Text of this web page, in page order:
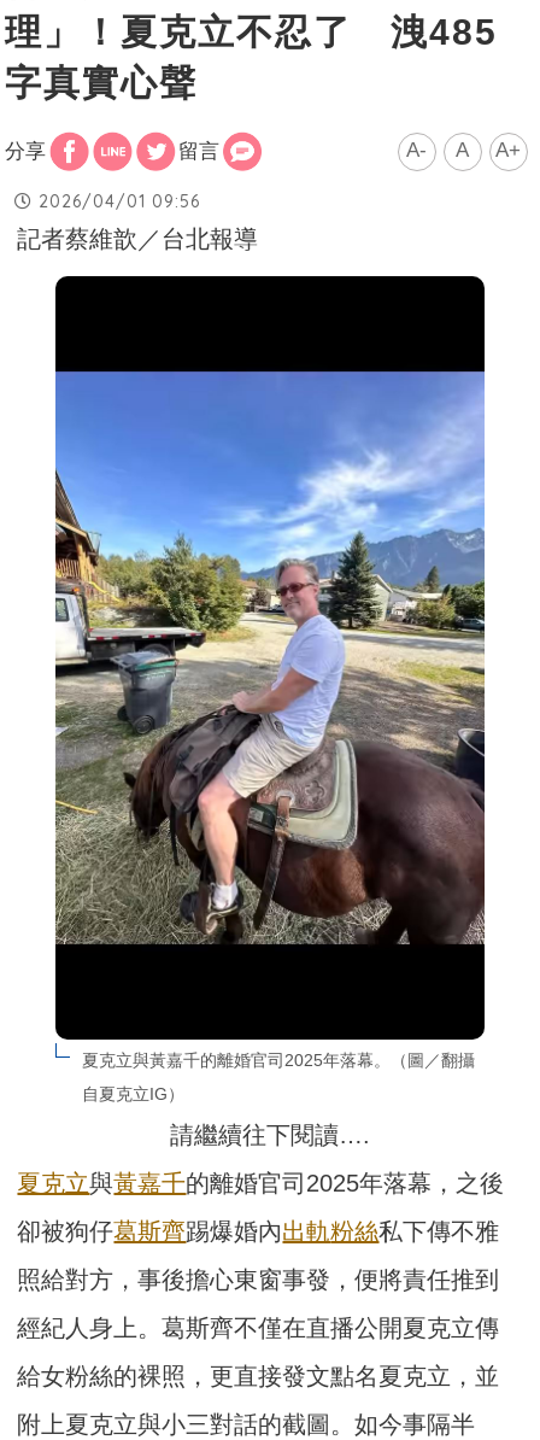
理」！夏克立不忍了 洩485
字真實心聲
分享 留言 A- A A+
2026/04/01 09:56
記者蔡維歆／台北報導
夏克立與黃嘉千的離婚官司2025年落幕。（圖／翻攝
自夏克立IG）
請繼續往下閱讀….
夏克立與黃嘉千的離婚官司2025年落幕，之後
卻被狗仔葛斯齊踢爆婚內出軌粉絲私下傳不雅
照給對方，事後擔心東窗事發，便將責任推到
經紀人身上。葛斯齊不僅在直播公開夏克立傳
給女粉絲的裸照，更直接發文點名夏克立，並
附上夏克立與小三對話的截圖。如今事隔半